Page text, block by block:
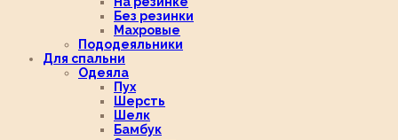
Без резинки
Махровые
Пододеяльники
Для спальни
Одеяла
Пух
Шерсть
Шелк
Бамбук